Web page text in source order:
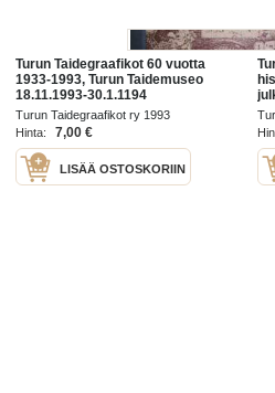
Turun Taidegraafikot 60 vuotta
1933-1993, Turun Taidemuseo
18.11.1993-30.1.1194
Turun Taidegraafikot ry 1993
Hinta:
7,00 €
LISÄÄ OSTOSKORIIN